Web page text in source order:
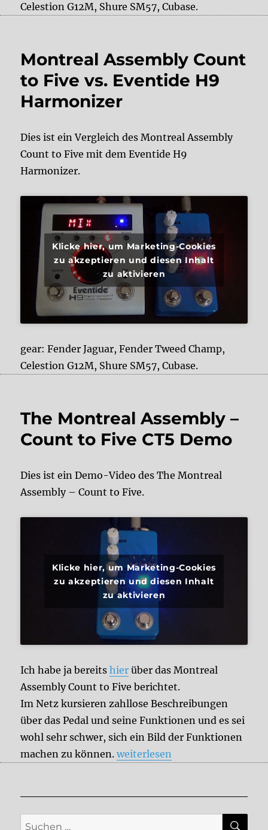
Celestion G12M, Shure SM57, Cubase.
Montreal Assembly Count
to Five vs. Eventide H9
Harmonizer
Dies ist ein Vergleich des Montreal Assembly
Count to Five mit dem Eventide H9
Harmonizer.
Klicke hier, um Marketing-Cookies
zu akzeptieren und diesen Inhalt
zu aktivieren
gear: Fender Jaguar, Fender Tweed Champ,
Celestion G12M, Shure SM57, Cubase.
The Montreal Assembly –
Count to Five CT5 Demo
Dies ist ein Demo-Video des The Montreal
Assembly – Count to Five.
Klicke hier, um Marketing-Cookies
zu akzeptieren und diesen Inhalt
zu aktivieren
Ich habe ja bereitshier über das Montreal
Assembly Count to Five berichtet.
Im Netz kursieren zahllose Beschreibungen
über das Pedal und seine Funktionen und es sei
wohl sehr schwer, sich ein Bild der Funktionen
machen zu können.„The Montreal Assembly –
weiterlesen
Suche